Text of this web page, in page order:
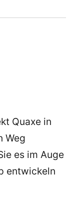
Quaxe in
Weg
es im Auge
entwickeln